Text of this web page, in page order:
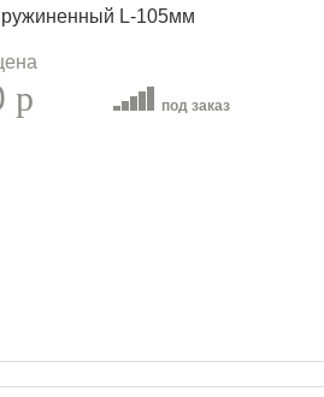
L-105мм
p под заказ